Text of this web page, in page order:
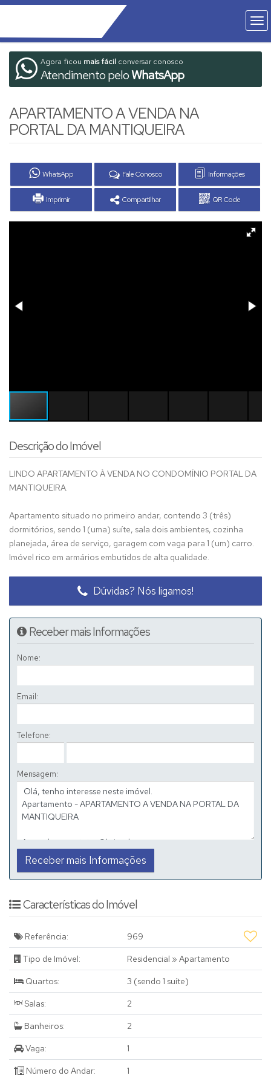
Agora ficou mais fácil conversar conosco
Atendimento peloWhatsApp
APARTAMENTO A VENDA NA
PORTAL DA MANTIQUEIRA
WhatsApp Fale Conosco Informações
Imprimir Compartilhar QR Code
Descrição do Imóvel
LINDO APARTAMENTO À VENDA NO CONDOMÍNIO PORTAL DA
MANTIQUEIRA.
Apartamento situado no primeiro andar, contendo 3 (três)
dormitórios, sendo 1 (uma) suíte, sala dois ambientes, cozinha
planejada, área de serviço, garagem com vaga para 1 (um) carro.
Imóvel rico em armários embutidos de alta qualidade.
Dúvidas? Nós ligamos!
Receber mais Informações
Nome:
Email:
Telefone:
Mensagem:
Características do Imóvel
Referência: 969
Tipo de Imóvel: Residencial » Apartamento
Quartos: 3 (sendo 1 suíte)
Salas: 2
Banheiros: 2
Vaga: 1
Número do Andar: 1